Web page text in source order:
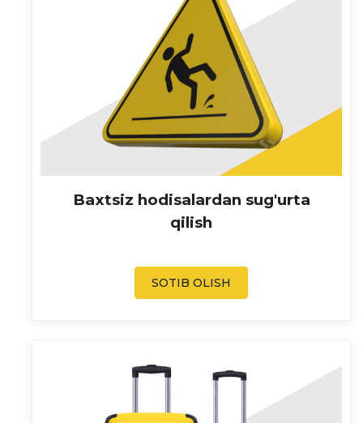
Baxtsiz hodisalardan sug'urta
qilish
SOTIB OLISH